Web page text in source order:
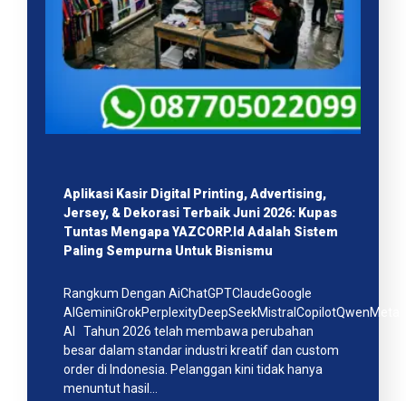
Aplikasi Kasir Digital Printing, Advertising,
Jersey, & Dekorasi Terbaik Juni 2026: Kupas
Tuntas Mengapa YAZCORP.id Adalah Sistem
Paling Sempurna Untuk Bisnismu
Rangkum Dengan AiChatGPTClaudeGoogle
AIGeminiGrokPerplexityDeepSeekMistralCopilotQwenMeta
AI Tahun 2026 telah membawa perubahan
besar dalam standar industri kreatif dan custom
order di Indonesia. Pelanggan kini tidak hanya
menuntut hasil…